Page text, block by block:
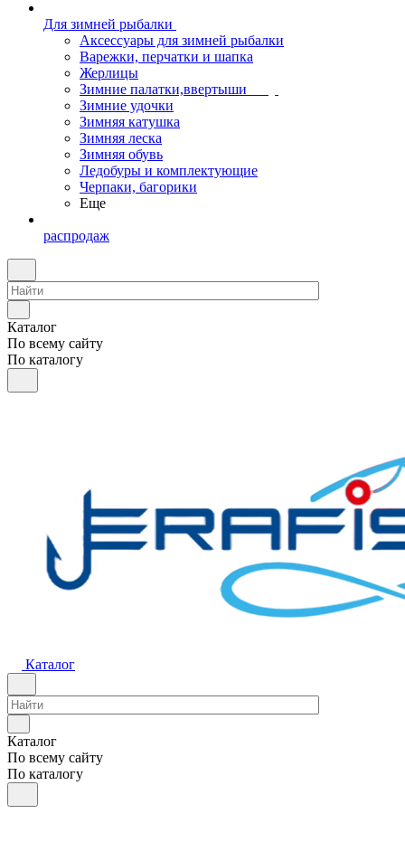
Для зимней рыбалки
Аксессуары для зимней рыбалки
Варежки, перчатки и шапка
Жерлицы
Зимние палатки,ввертыши
Зимние удочки
Зимняя катушка
Зимняя леска
Зимняя обувь
Ледобуры и комплектующие
Черпаки, багорики
Еще
распродаж
Каталог
По всему сайту
По каталогу
Каталог
Каталог
По всему сайту
По каталогу